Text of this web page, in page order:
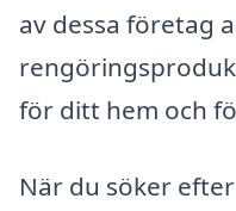
av dessa företag
för ditt hem och
När du söker